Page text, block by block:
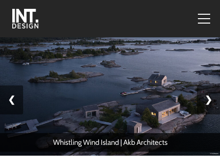
Whistling Wind Island | Akb Architects
❮ ❯